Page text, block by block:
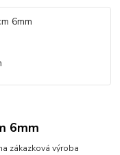
6mm
zákazková výroba